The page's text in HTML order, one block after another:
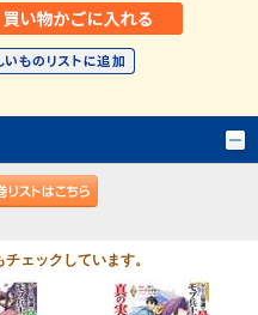
ェックしています。